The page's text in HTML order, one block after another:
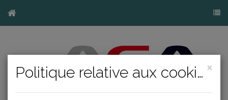
×
Politique relative aux cookies